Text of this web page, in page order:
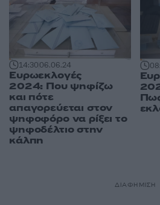
14:3006.06.24
Ευρωεκλογές
2024: Που ψηφίζω
και πότε
απαγορεύεται στον
ψηφοφόρο να ρίξει το
ψηφοδέλτιο στην
κάλπη
ΔΙΑΦΗΜΙΣΗ